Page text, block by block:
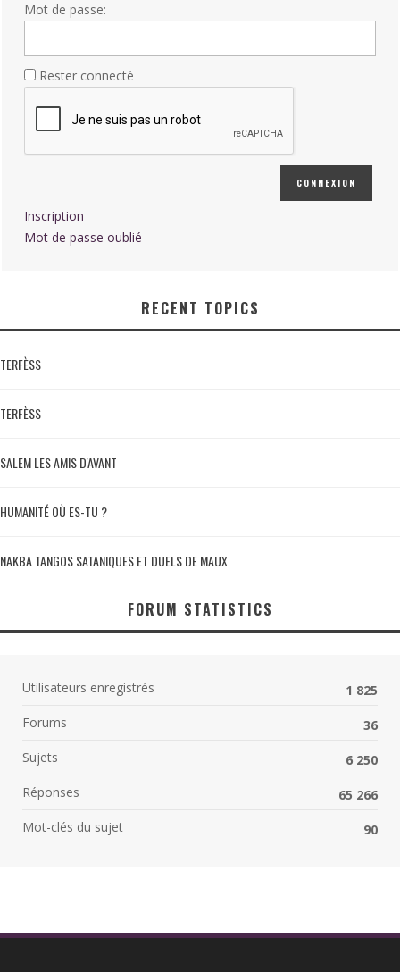
Mot de passe:
Rester connecté
CONNEXION
Inscription
Mot de passe oublié
RECENT TOPICS
TERFÈSS
TERFÈSS
SALEM LES AMIS D'AVANT
HUMANITÉ OÙ ES-TU ?
NAKBA TANGOS SATANIQUES ET DUELS DE MAUX
FORUM STATISTICS
Utilisateurs enregistrés
1 825
Forums
36
Sujets
6 250
Réponses
65 266
Mot-clés du sujet
90